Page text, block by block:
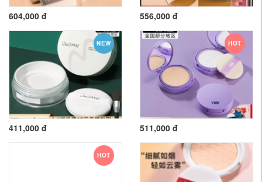
604,000 đ 556,000 đ
NEW
411,000 đ
HOT
511,000 đ
HOT